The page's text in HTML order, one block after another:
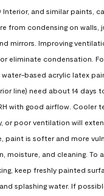
Interior, and similar paints,
from condensing on walls,
mirrors. Improving
eliminate condensation.
water-based acrylic latex
line) need about 14 days
with good airflow. Cooler
or poor ventilation will
paint is softer and more
moisture, and cleaning. To
keep freshly painted
splashing water. If